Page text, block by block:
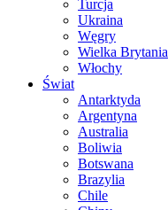
Turcja
Ukraina
Węgry
Wielka Brytania
Włochy
Świat
Antarktyda
Argentyna
Australia
Boliwia
Botswana
Brazylia
Chile